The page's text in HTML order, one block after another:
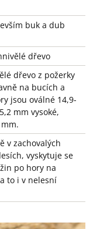
buk a dub
dřevo
dřevo z požerky
na bucích a
jsou oválné 14,9-
mm vysoké,
v zachovalých
vyskytuje se
po hory na
to i v nelesní